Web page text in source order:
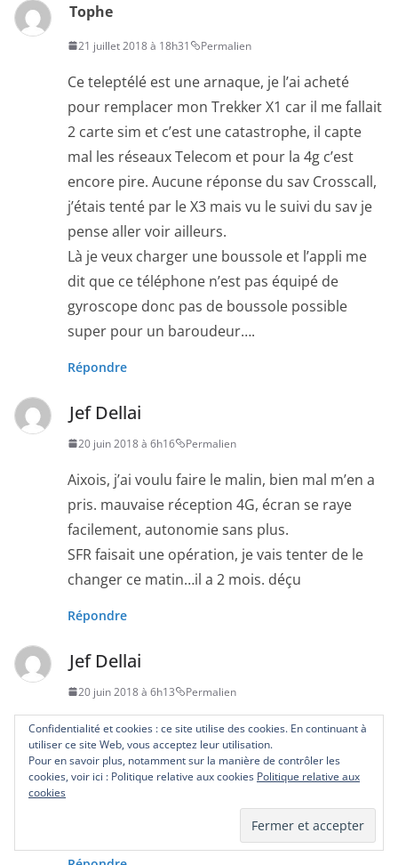
Tophe
21 juillet 2018 à 18h31 Permalien
Ce teleptélé est une arnaque, je l’ai acheté
pour remplacer mon Trekker X1 car il me fallait
2 carte sim et c’est une catastrophe, il capte
mal les réseaux Telecom et pour la 4g c’est
encore pire. Aucune réponse du sav Crosscall,
j’étais tenté par le X3 mais vu le suivi du sav je
pense aller voir ailleurs.
Là je veux charger une boussole et l’appli me
dit que ce téléphone n’est pas équipé de
gyroscope donc pas de boussole possible
super pour un baroudeur….
Répondre
Jef Dellai
20 juin 2018 à 6h16 Permalien
Aixois, j’ai voulu faire le malin, bien mal m’en a
pris. mauvaise réception 4G, écran se raye
facilement, autonomie sans plus.
SFR faisait une opération, je vais tenter de le
changer ce matin…il a 2 mois. déçu
Répondre
Jef Dellai
20 juin 2018 à 6h13 Permalien
Autonomie pas terrible, chauffe beaucoup,
réception 4G inexistante, écran se raye
facilement. Brave imbécile aixois, j’ai donc
S…..G cassé. j’ai besoin d’une connexion fiable
Confidentialité et cookies : ce site utilise des cookies. En continuant à
utiliser ce site Web, vous acceptez leur utilisation.
Pour en savoir plus, notamment sur la manière de contrôler les
cookies, voir ici : Politique relative aux cookies Politique relative aux
cookies